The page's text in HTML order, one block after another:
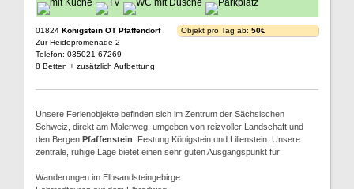
01824 Königstein OT Pfaffendorf
Zur Heidepromenade 2
Telefon: 035021 67269
8 Betten + zusätzlich Aufbettung
Objekt pro Tag ab: 50€
Unsere Ferienobjekte befinden sich im Zentrum der Sächsischen
Schweiz, direkt am Malerweg, umgeben von reizvoller Landschaft und
den Bergen Pfaffenstein , Festung Königstein und Lilienstein. Unsere
zentrale, ruhige Lage bietet einen sehr guten Ausgangspunkt für
Wanderungen im Elbsandsteingebirge